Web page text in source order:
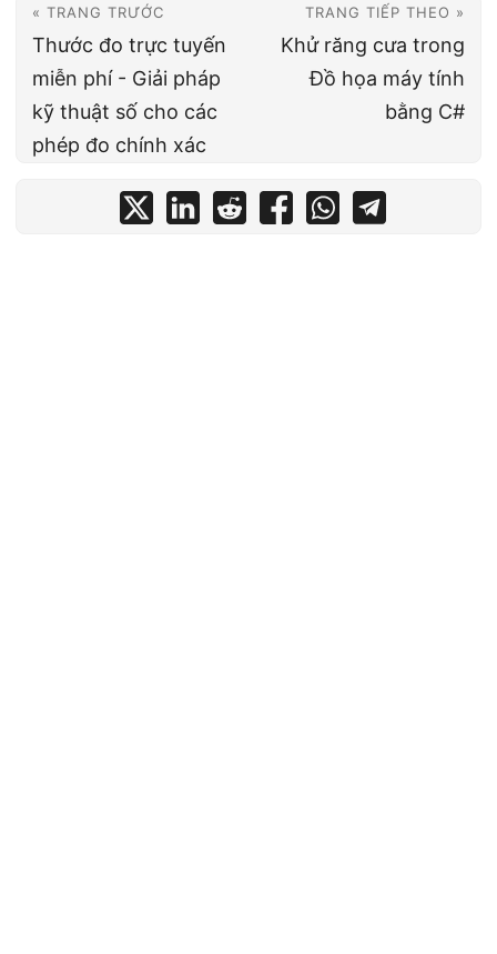
« TRANG TRƯỚC
Thước đo trực tuyến
miễn phí - Giải pháp
kỹ thuật số cho các
phép đo chính xác
TRANG TIẾP THEO »
Khử răng cưa trong
Đồ họa máy tính
bằng C#